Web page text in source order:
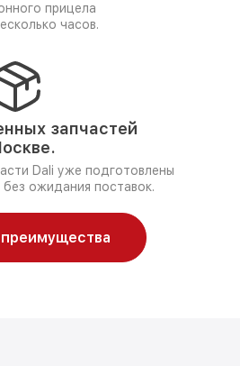
прицела
часов.
запчастей
Dali уже подготовлены
ожидания поставок.